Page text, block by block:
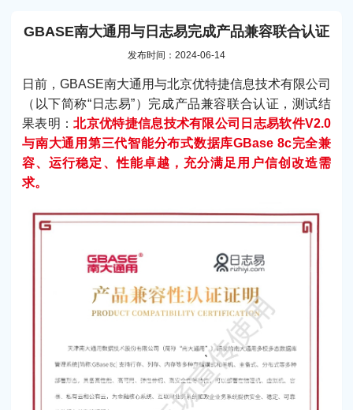
GBASE南大通用与日志易完成产品兼容联合认证
发布时间：2024-06-14
日前，GBASE南大通用与北京优特捷信息技术有限公司
（以下简称“日志易”）完成产品兼容联合认证，测试结
果表明：北京优特捷信息技术有限公司日志易软件V2.0
与南大通用第三代智能分布式数据库GBase 8c完全兼
容、运行稳定、性能卓越，充分满足用户信创改造需
求。